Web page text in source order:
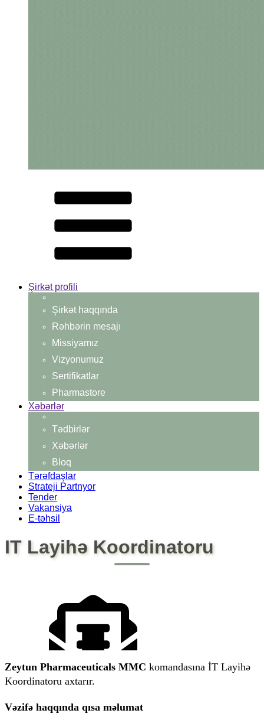
Şirkət profili
Şirkət haqqında
Rəhbərin mesajı
Missiyamız
Vizyonumuz
Sertifikatlar
Pharmastore
Xəbərlər
Tədbirlər
Xəbərlər
Bloq
Tərəfdaşlar
Strateji Partnyor
Tender
Vakansiya
E-təhsil
IT Layihə Koordinatoru
Zeytun Pharmaceuticals MMC komandasına İT Layihə
Koordinatoru axtarır.
Vəzifə haqqında qısa məlumat